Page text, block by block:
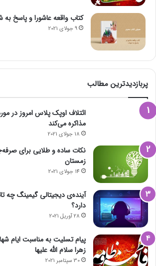
کتاب واقعه عاشورا و پاسخ به
9 جولای 2021
پربازدیدترین مطالب
ائتلاف اوپک پلاس امروز در
مذاکره می‌کند
18 جولای 2021
نکات ساده و طلایی برای
زمستان
14 جولای 2021
آینده‌ی دیجیتالی گیمینگ چه
دارد؟
28 آوریل 2021
پیام تسلیت به مناسبت ایام
زهرا سلام الله علیها
30 سپتامبر 2021